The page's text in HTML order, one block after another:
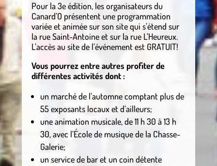
Pour la 3e édition, les organisateurs du
Canard’O présentent une programmation
variée et animée sur son site qui s’étend sur
la rue Saint-Antoine et sur la rue L’Heureux.
L’accès au site de l’événement est GRATUIT!
Vous pourrez entre autres profiter de
différentes activités dont :
un marché de l’automne comptant plus de
55 exposants locaux et d’ailleurs;
une animation musicale, de 11 h 30 à 13 h
30, avec l’École de musique de la Chasse-
Galerie;
un service de bar et un coin détente